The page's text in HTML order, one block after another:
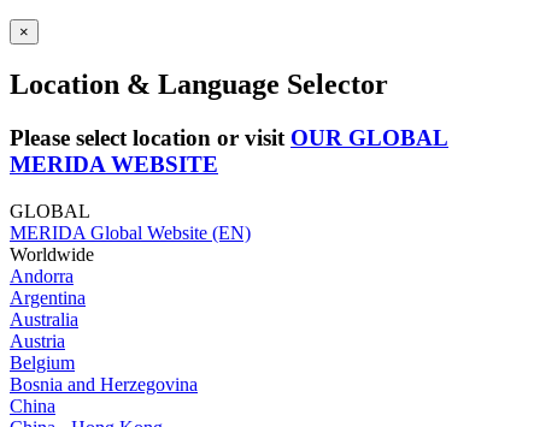
×
Location & Language Selector
Please select location or visit OUR GLOBAL
MERIDA WEBSITE
GLOBAL
MERIDA Global Website (EN)
Worldwide
Andorra
Argentina
Australia
Austria
Belgium
Bosnia and Herzegovina
China